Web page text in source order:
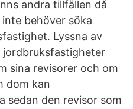
andra tillfällen då
behöver söka
Lyssna av
sina revisorer och om
dom kan
sedan den revisor som